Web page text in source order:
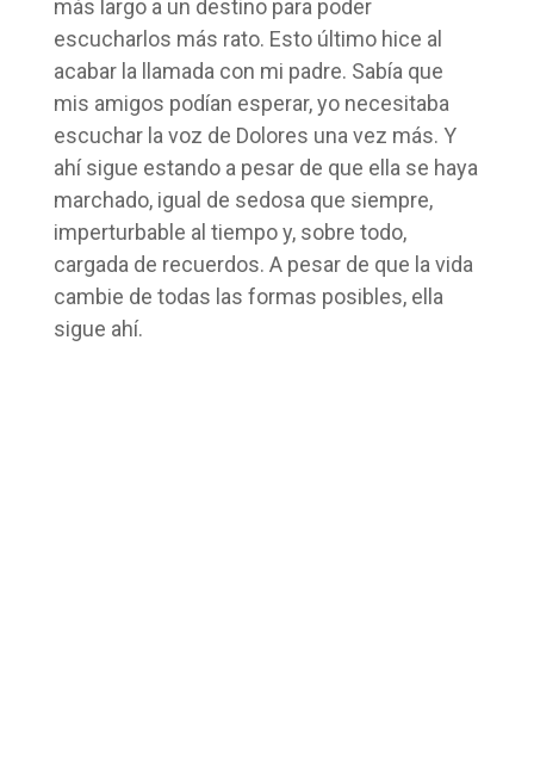
más largo a un destino para poder
escucharlos más rato. Esto último hice al
acabar la llamada con mi padre. Sabía que
mis amigos podían esperar, yo necesitaba
escuchar la voz de Dolores una vez más. Y
ahí sigue estando a pesar de que ella se haya
marchado, igual de sedosa que siempre,
imperturbable al tiempo y, sobre todo,
cargada de recuerdos. A pesar de que la vida
cambie de todas las formas posibles, ella
sigue ahí.